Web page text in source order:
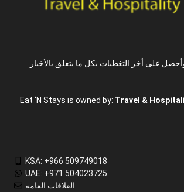
على أخر التغطيات بكل ما يتعلق بالأخبار
Eat ‘N Stays is owned by: Travel &
KSA: +966 509749018
UAE: +971 504023725
العلاقات العامه